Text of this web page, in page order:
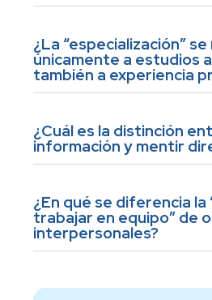
¿La “especialización”
únicamente a estudios
también a experiencia
¿Cuál es la distinción
información y mentir
¿En qué se diferencia la
trabajar en equipo” de
interpersonales?